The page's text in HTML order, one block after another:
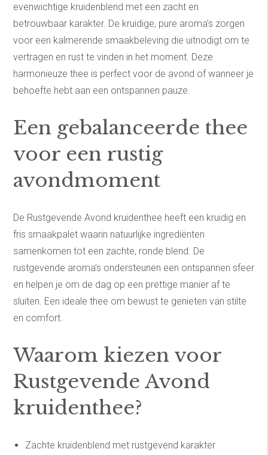
evenwichtige kruidenblend met een zacht en
betrouwbaar karakter. De kruidige, pure aroma’s zorgen
voor een kalmerende smaakbeleving die uitnodigt om te
vertragen en rust te vinden in het moment. Deze
harmonieuze thee is perfect voor de avond of wanneer je
behoefte hebt aan een ontspannen pauze.
Een gebalanceerde thee
voor een rustig
avondmoment
De Rustgevende Avond kruidenthee heeft een kruidig en
fris smaakpalet waarin natuurlijke ingrediënten
samenkomen tot een zachte, ronde blend. De
rustgevende aroma’s ondersteunen een ontspannen sfeer
en helpen je om de dag op een prettige manier af te
sluiten. Een ideale thee om bewust te genieten van stilte
en comfort.
Waarom kiezen voor
Rustgevende Avond
kruidenthee?
Zachte kruidenblend met rustgevend karakter